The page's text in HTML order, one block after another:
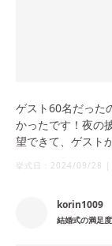
ゲスト60名だった
かったです！夜の
望できて、ゲスト
挙式日： 2024/09/28 |
korin1009
結婚式の満足度